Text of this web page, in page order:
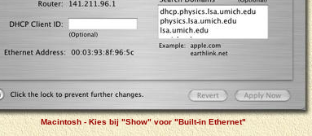
Macintosh - Kies bij "Show" voor "Built-in Ethernet"